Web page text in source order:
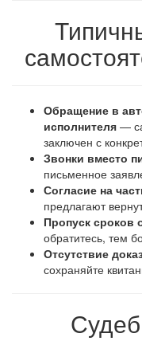
Обращение в
исполнителя —
заключен с
Звонки вместо
письменное
Согласие на
предлагают
Пропуск сроков
обратитесь, тем
Отсутствие
сохраняйте